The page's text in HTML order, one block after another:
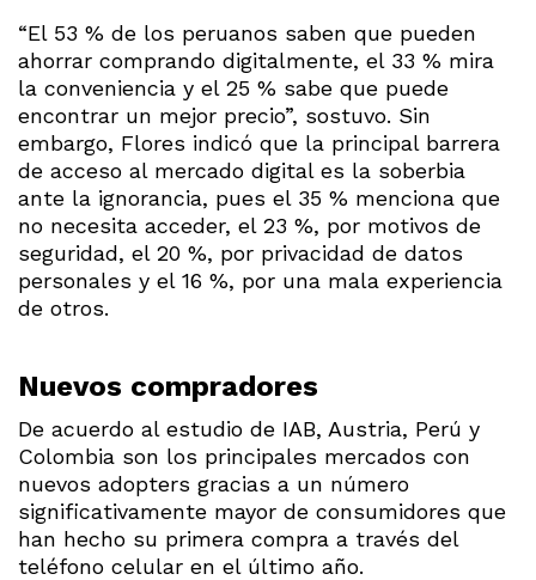
“El 53 % de los peruanos saben que pueden
ahorrar comprando digitalmente, el 33 % mira
la conveniencia y el 25 % sabe que puede
encontrar un mejor precio”, sostuvo. Sin
embargo, Flores indicó que la principal barrera
de acceso al mercado digital es la soberbia
ante la ignorancia, pues el 35 % menciona que
no necesita acceder, el 23 %, por motivos de
seguridad, el 20 %, por privacidad de datos
personales y el 16 %, por una mala experiencia
de otros.
Nuevos compradores
De acuerdo al estudio de IAB, Austria, Perú y
Colombia son los principales mercados con
nuevos adopters gracias a un número
significativamente mayor de consumidores que
han hecho su primera compra a través del
teléfono celular en el último año.